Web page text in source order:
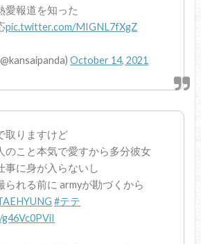
愛報道を知った
pic.twitter.com/MIGNL7fXgZ
October 14, 2021
取りますけど
のこと本気で愛すから多分彼女
事に身が入らないし
られる前に armyが勘づくから
#テテ